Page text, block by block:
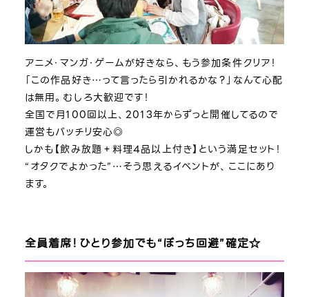
アニメ・マンガ・ゲームが好きなら、もう参加条件クリア！
「この作品好き…って言ったら引かれるかな？」なんて心配
は無用。むしろ大歓迎です！
全国で月100回以上、2013年からずっと開催してるので
運営もバッチリ安心◎
しかも【飲み放題＋料理4品以上付き】という満足セット！
“オタクでよかった”…そう思えるイベントが、ここにあり
ます。
全員着席！ひとり参加でも“ぼっち回避”確定☆